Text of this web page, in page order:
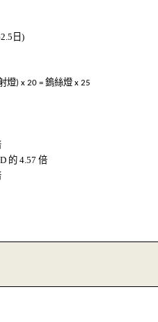
日)
燈) x 20 =鎢絲燈 x 25
的 4.57倍